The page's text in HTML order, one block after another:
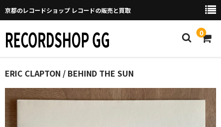
京都のレコードショップ レコードの販売と買取
RECORDSHOP GG 0
Home
マイページ
GGについて
ERIC CLAPTON / BEHIND THE SUN